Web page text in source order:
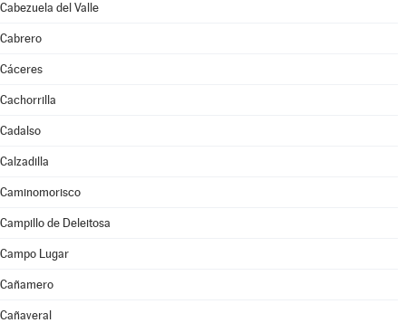
Cabezuela del Valle
Cabrero
Cáceres
Cachorrilla
Cadalso
Calzadilla
Caminomorisco
Campillo de Deleitosa
Campo Lugar
Cañamero
Cañaveral